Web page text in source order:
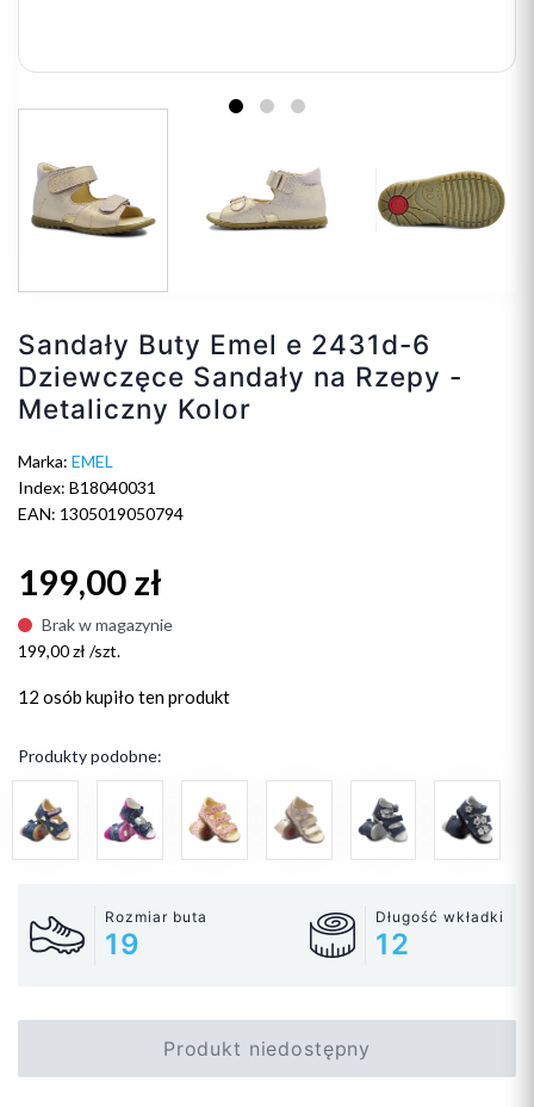
Sandały Buty Emel e 2431d-6
Dziewczęce Sandały na Rzepy -
Metaliczny Kolor
Marka: EMEL
Index: B18040031
EAN: 1305019050794
199,00 zł
Brak w magazynie
199,00 zł /szt.
12 osób kupiło ten produkt
Produkty podobne:
Rozmiar buta
19
Długość wkładki
12
Produkt niedostępny